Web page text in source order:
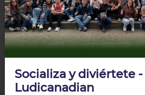
Socializa y diviértete -
Ludicanadian